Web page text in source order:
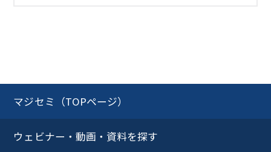
マジセミ（TOPページ）
ウェビナー・動画・資料を探す